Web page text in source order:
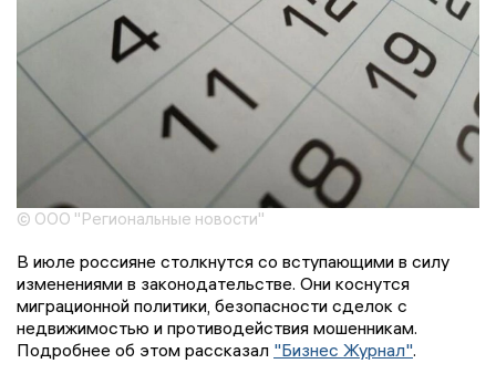
© ООО "Региональные новости"
В июле россияне столкнутся со вступающими в силу
изменениями в законодательстве. Они коснутся
миграционной политики, безопасности сделок с
недвижимостью и противодействия мошенникам.
Подробнее об этом рассказал "Бизнес Журнал".